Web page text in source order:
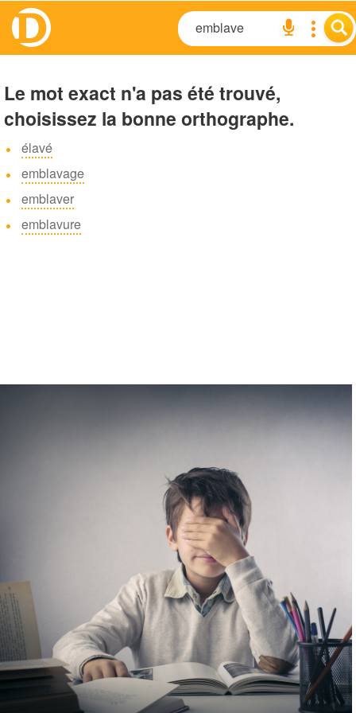
Le mot exact n'a pas été trouvé,
choisissez la bonne orthographe.
élavé
emblavage
emblaver
emblavure